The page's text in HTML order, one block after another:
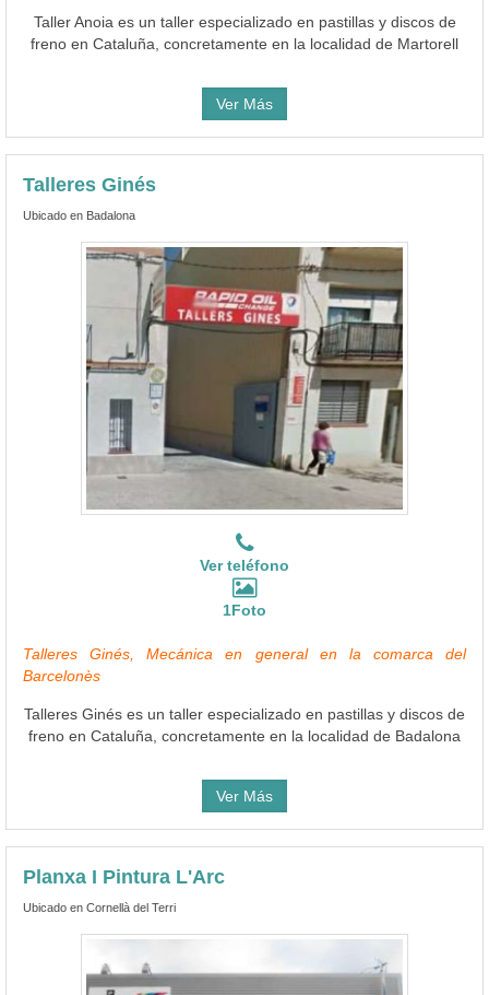
Taller Anoia es un taller especializado en pastillas y discos de
freno en Cataluña, concretamente en la localidad de Martorell
Ver Más
Talleres Ginés
Ubicado en Badalona
Ver teléfono
1Foto
Talleres Ginés, Mecánica en general en la comarca del
Barcelonès
Talleres Ginés es un taller especializado en pastillas y discos de
freno en Cataluña, concretamente en la localidad de Badalona
Ver Más
Planxa I Pintura L'Arc
Ubicado en Cornellà del Terri